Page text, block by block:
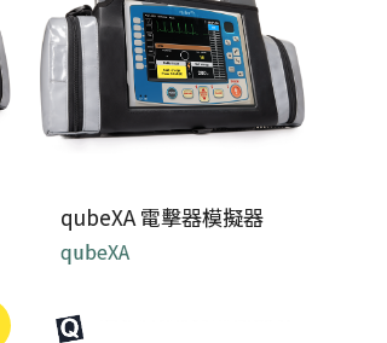
qubeXA 電擊器模擬器
qubeXA